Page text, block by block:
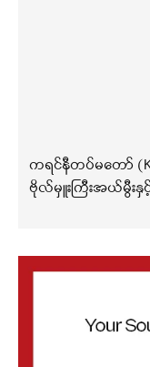
ကရင်နီတပ်မတော်
ဗိုလ်မှူးကြီးအယ်မွီးနှ